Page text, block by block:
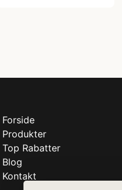
Forside
Produkter
Top Rabatter
Blog
Kontakt